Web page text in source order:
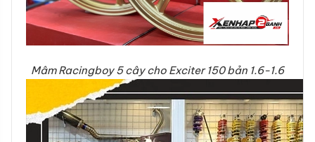
Mâm Racingboy 5 cây cho Exciter 150 bản 1.6-1.6